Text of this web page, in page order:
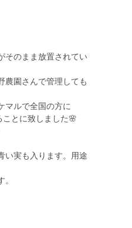
そのまま放置されてい
農園さんで管理しても
マルで全国の方に
ことに致しました🌸
い実も入ります。用途